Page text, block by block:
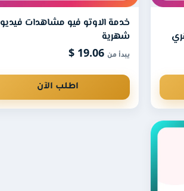
خدمة الاوتو فيو مشاهدات فيديو
شهرية
يبدأ من 19.06 $
اطلب الآن